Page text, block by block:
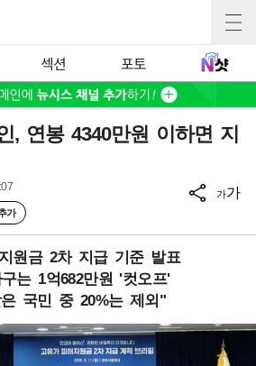
섹션 포토
, 연봉 4340만원 이하면 지
가
가가
원금 2차 지급 기준 발표
는 1억682만원 '컷오프'
국민 중 20%는 제외"